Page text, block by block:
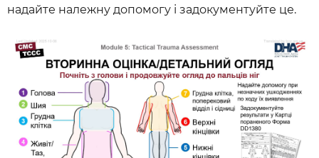
надайте належну допомогу і задокументуйте це.